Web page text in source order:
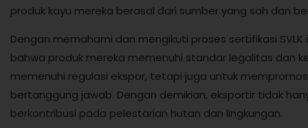
produk kayu mereka berasal dari sumber yang sah dan
Dengan memahami dan mengikuti proses sertifikasi
bahwa produk mereka memenuhi standar legalitas dan
memenuhi regulasi ekspor, tetapi juga untuk
bertanggung jawab. Dengan demikian, eksportir tidak
berkontribusi pada pelestarian hutan dan lingkungan.